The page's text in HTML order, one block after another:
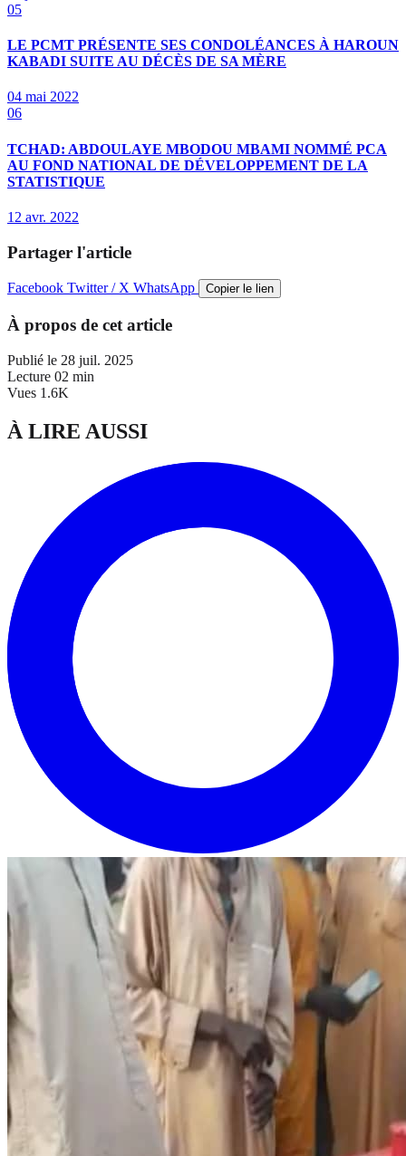
05
LE PCMT PRÉSENTE SES CONDOLÉANCES À HAROUN
KABADI SUITE AU DÉCÈS DE SA MÈRE
04 mai 2022
06
TCHAD: ABDOULAYE MBODOU MBAMI NOMMÉ PCA
AU FOND NATIONAL DE DÉVELOPPEMENT DE LA
STATISTIQUE
12 avr. 2022
Partager l'article
Facebook Twitter / X WhatsApp Copier le lien
À propos de cet article
Publié le 28 juil. 2025
Lecture 02 min
Vues 1.6K
À LIRE AUSSI